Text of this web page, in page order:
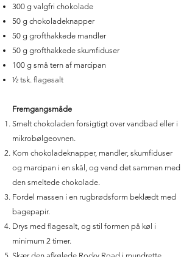
300 g valgfri chokolade
50 g chokoladeknapper
50 g grofthakkede mandler
50 g grofthakkede skumfiduser
100 g små tern af marcipan
½ tsk. flagesalt
Fremgangsmåde
Smelt chokoladen forsigtigt over vandbad eller i
mikrobølgeovnen.
Kom chokoladeknapper, mandler, skumfiduser
og marcipan i en skål, og vend det sammen med
den smeltede chokolade.
Fordel massen i en rugbrødsform beklædt med
bagepapir.
Drys med flagesalt, og stil formen på køl i
minimum 2 timer.